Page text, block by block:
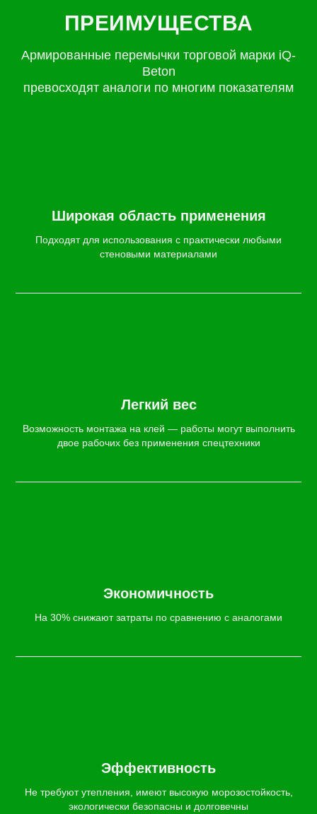
ПРЕИМУЩЕСТВА
Армированные перемычки торговой марки iQ-
Beton
превосходят аналоги по многим показателям
Широкая область применения
Подходят для использования с практически любыми
стеновыми материалами
Легкий вес
Возможность монтажа на клей — работы могут выполнить
двое рабочих без применения спецтехники
Экономичность
На 30% снижают затраты по сравнению с аналогами
Эффективность
Не требуют утепления, имеют высокую морозостойкость,
экологически безопасны и долговечны